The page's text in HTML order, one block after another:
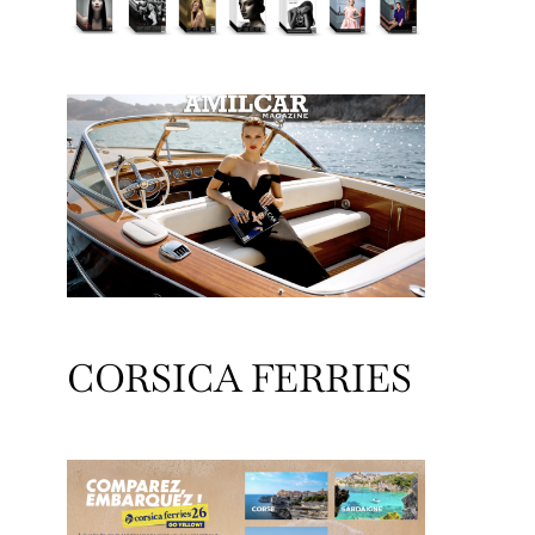
CORSICA FERRIES